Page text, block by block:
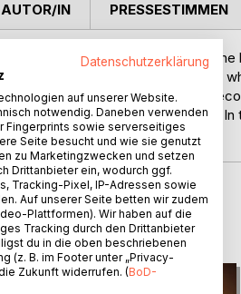
to earth, wars have been made.
to be averted by a Hero, Qian,
begins and the animals start to
their fates, the world is ending.
AUTOR/IN PRESSESTIMMEN
BEIBoD
Datenschutzerklärung
auf unserer Website.
notwendig. Daneben verwenden
Fingerprints sowie serverseitiges
Seite besucht und wie sie genutzt
zu Marketingzwecken und setzen
Drittanbieter ein, wodurch ggf.
Tracking-Pixel, IP-Adressen sowie
Auf unserer Seite betten wir zudem
Plattformen). Wir haben auf die
Tracking durch den Drittanbieter
du in die oben beschriebenen
(z. B. im Footer unter „Privacy-
Zukunft widerrufen. (BoD-